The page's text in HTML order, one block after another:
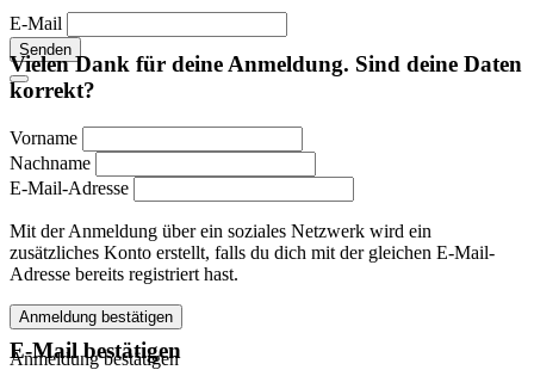
E-Mail
Senden
Vielen Dank für deine Anmeldung. Sind deine Daten
korrekt?
Vorname
Nachname
E-Mail-Adresse
Mit der Anmeldung über ein soziales Netzwerk wird ein
zusätzliches Konto erstellt, falls du dich mit der gleichen E-Mail-
Adresse bereits registriert hast.
Anmeldung bestätigen
Anmeldung bestätigen
E-Mail bestätigen